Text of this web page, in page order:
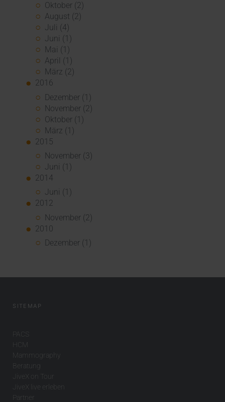
Oktober (2)
August (2)
Juli (4)
Juni (1)
Mai (1)
April (1)
März (2)
2016
Dezember (1)
November (2)
Oktober (1)
März (1)
2015
November (3)
Juni (1)
2014
Juni (1)
2012
November (2)
2010
Dezember (1)
SITEMAP
PACS
HCM
Mammography
Beratung
JiveX on Tour
JiveX live erleben
Partner